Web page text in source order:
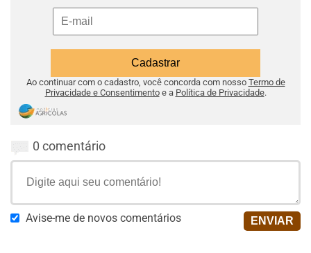
Ao continuar com o cadastro, você concorda com nosso Termo de
Privacidade e Consentimentoe a Política de Privacidade.
0 comentário
Avise-me de novos comentários